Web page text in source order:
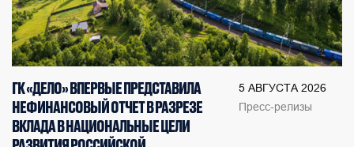
ГК «ДЕЛО» ВПЕРВЫЕ ПРЕДСТАВИЛА
НЕФИНАНСОВЫЙ ОТЧЕТ В РАЗРЕЗЕ
ВКЛАДА В НАЦИОНАЛЬНЫЕ ЦЕЛИ
5 АВГУСТА 2026
Пресс-релизы